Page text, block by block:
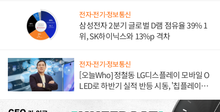
전자·전기·정보통신
삼성전자 2분기 글로벌 D램 점유율 39% 1
위, SK하이닉스와 13%p 격차
전자·전기·정보통신
[오늘Who] 정철동 LG디스플레이 모바일 O
LED로 하반기 실적 반등 시동, '칩플레이